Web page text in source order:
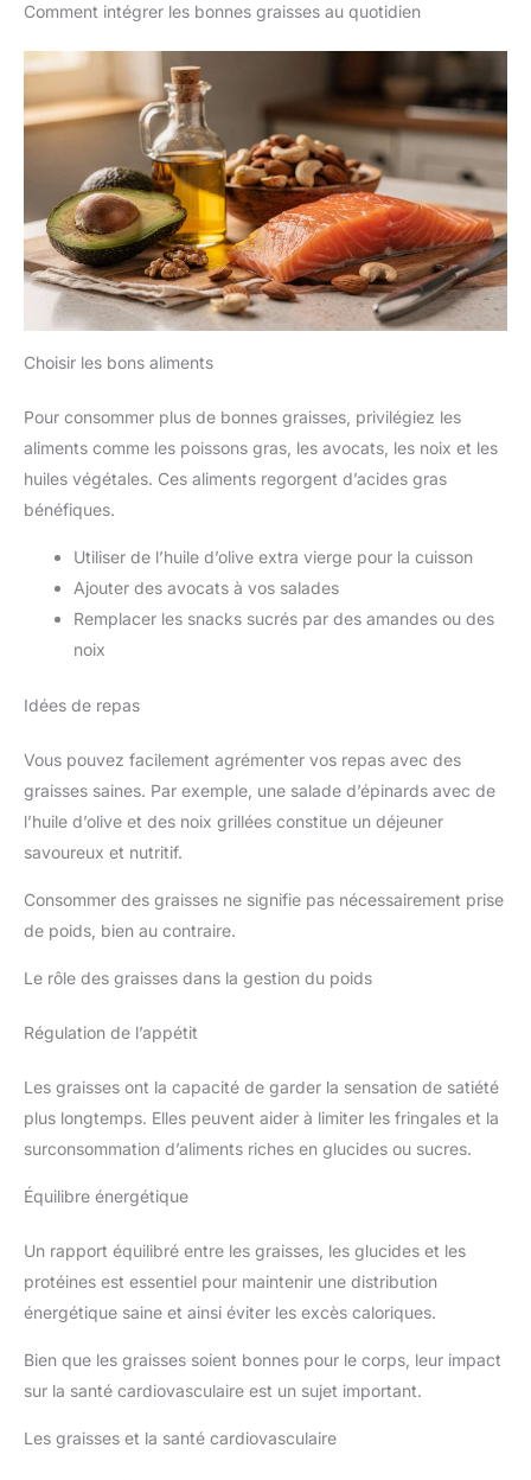
Comment intégrer les bonnes graisses au quotidien
Choisir les bons aliments
Pour consommer plus de bonnes graisses, privilégiez les
aliments comme les poissons gras, les avocats, les noix et les
huiles végétales. Ces aliments regorgent d’acides gras
bénéfiques.
Utiliser de l’huile d’olive extra vierge pour la cuisson
Ajouter des avocats à vos salades
Remplacer les snacks sucrés par des amandes ou des
noix
Idées de repas
Vous pouvez facilement agrémenter vos repas avec des
graisses saines. Par exemple, une salade d’épinards avec de
l’huile d’olive et des noix grillées constitue un déjeuner
savoureux et nutritif.
Consommer des graisses ne signifie pas nécessairement prise
de poids, bien au contraire.
Le rôle des graisses dans la gestion du poids
Régulation de l’appétit
Les graisses ont la capacité de garder la sensation de satiété
plus longtemps. Elles peuvent aider à limiter les fringales et la
surconsommation d’aliments riches en glucides ou sucres.
Équilibre énergétique
Un rapport équilibré entre les graisses, les glucides et les
protéines est essentiel pour maintenir une distribution
énergétique saine et ainsi éviter les excès caloriques.
Bien que les graisses soient bonnes pour le corps, leur impact
sur la santé cardiovasculaire est un sujet important.
Les graisses et la santé cardiovasculaire